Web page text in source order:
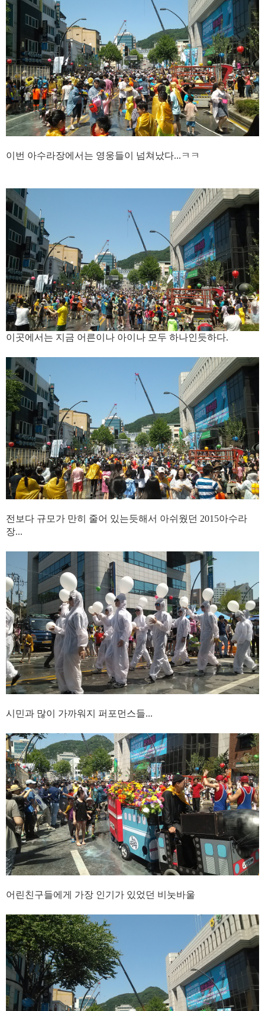
이번 아수라장에서는 영웅들이 넘쳐났다...ㅋㅋ
이곳에서는 지금 어른이나 아이나 모두 하나인듯하다.
전보다 규모가 만히 줄어 있는듯해서 아쉬웠던 2015아수라
장...
시민과 많이 가까워지 퍼포먼스들...
어린친구들에게 가장 인기가 있었던 비눗바울